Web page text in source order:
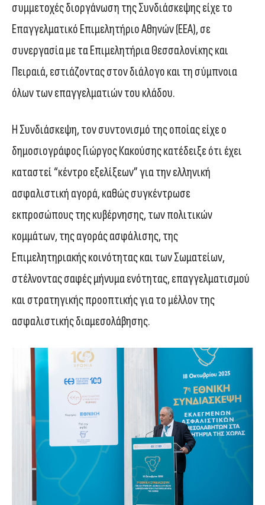
συμμετοχές διοργάνωση της Συνδιάσκεψης είχε το
Επαγγελματικό Επιμελητήριο Αθηνών (ΕΕΑ), σε
συνεργασία με τα Επιμελητήρια Θεσσαλονίκης και
Πειραιά, εστιάζοντας στον διάλογο και τη σύμπνοια
όλων των επαγγελματιών του κλάδου.
Η Συνδιάσκεψη, τον συντονισμό της οποίας είχε ο
δημοσιογράφος Γιώργος Κακούσης κατέδειξε ότι έχει
καταστεί “κέντρο εξελίξεων” για την ελληνική
ασφαλιστική αγορά, καθώς συγκέντρωσε
εκπροσώπους της κυβέρνησης, των πολιτικών
κομμάτων, της αγοράς ασφάλισης, της
Επιμελητηριακής κοινότητας και των Σωματείων,
στέλνοντας σαφές μήνυμα ενότητας, επαγγελματισμού
και στρατηγικής προοπτικής για το μέλλον της
ασφαλιστικής διαμεσολάβησης.